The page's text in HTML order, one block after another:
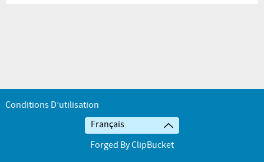
Conditions D’utilisation
Français
Forged By ClipBucket